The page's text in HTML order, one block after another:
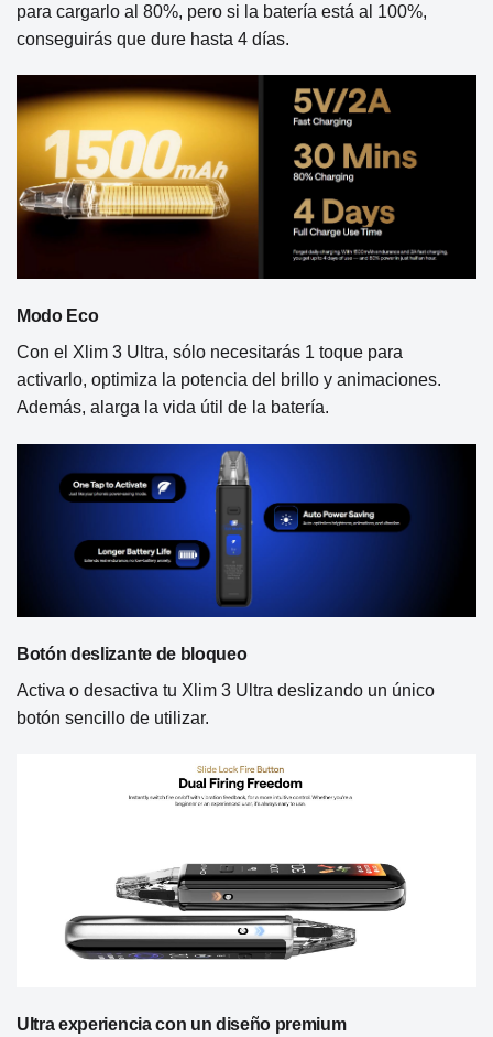
para cargarlo al 80%, pero si la batería está al 100%,
conseguirás que dure hasta 4 días.
Modo Eco
Con el Xlim 3 Ultra, sólo necesitarás 1 toque para
activarlo, optimiza la potencia del brillo y animaciones.
Además, alarga la vida útil de la batería.
Botón deslizante de bloqueo
Activa o desactiva tu Xlim 3 Ultra deslizando un único
botón sencillo de utilizar.
Ultra experiencia con un diseño premium